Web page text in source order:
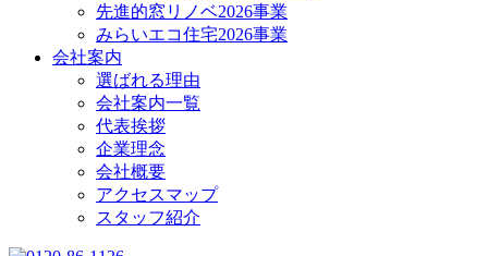
先進的窓リノベ2026事業
みらいエコ住宅2026事業
会社案内
選ばれる理由
会社案内一覧
代表挨拶
企業理念
会社概要
アクセスマップ
スタッフ紹介